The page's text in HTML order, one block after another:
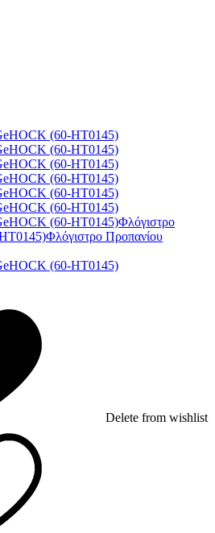
Delete from wishlist